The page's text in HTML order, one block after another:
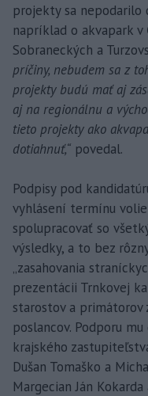
projekty sa nepodarilo
napríklad o akvapark
Sobraneckých a
príčiny, nebudem sa z
projekty budú mať aj
aj na regionálnu a
tieto projekty ako
dotiahnuť,“ povedal.
Podpisy pod
vyhlásení termínu
spolupracovať so
výsledky, a to bez
„zasahovania
prezentácii Trnkovej
starostov a primátorov
poslancov. Podporu
krajského
Dušan Tomaško a
Margecian Ján